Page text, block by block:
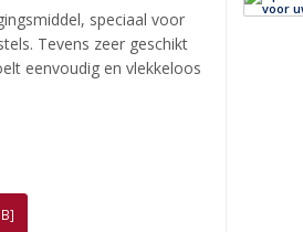
speciaal voor
Tevens zeer geschikt
eenvoudig en vlekkeloos